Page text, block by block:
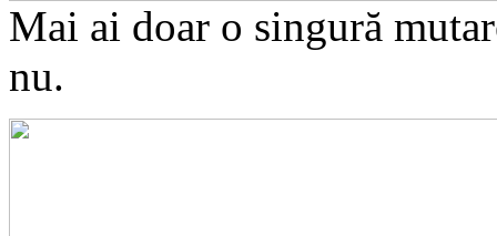
Mai ai doar o singură
nu.